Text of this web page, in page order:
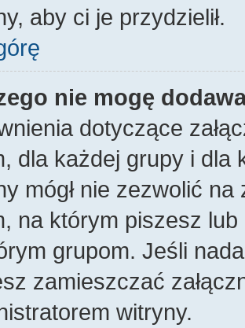
aby ci je przydzielił.
nie mogę
dotyczące
dla każdej grupy i dla
mógł nie zezwolić
na którym piszesz lub
grupom. Jeśli
zamieszczać
witryny.